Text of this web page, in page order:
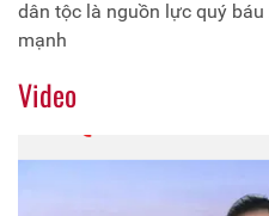
dân tộc là nguồn lực quý
mạnh
Video